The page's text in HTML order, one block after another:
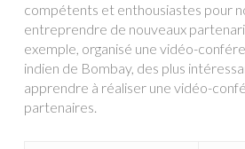
compétents et enthousiastes pour
entreprendre de nouveaux
exemple, organisé une vidéo-
indien de Bombay, des plus
apprendre à réaliser une vidéo-
partenaires.